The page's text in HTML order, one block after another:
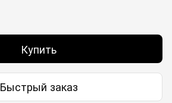
Купить
Быстрый заказ